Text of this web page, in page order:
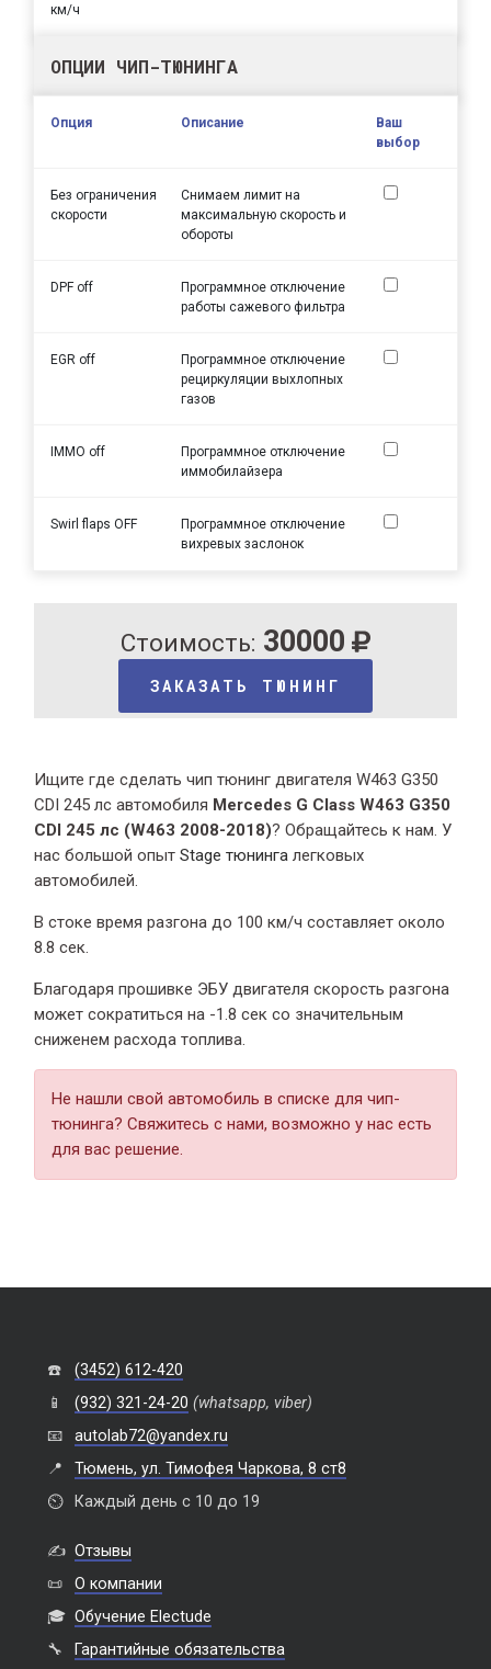
км/ч
ОПЦИИ ЧИП-ТЮНИНГА
Опция Описание
Ваш
выбор
Без ограничения
скорости
Снимаем лимит на
максимальную скорость и
обороты
DPF off
Программное отключение
работы сажевого фильтра
EGR off
Программное отключение
рециркуляции выхлопных
газов
IMMO off
Программное отключение
иммобилайзера
Swirl flaps OFF
Программное отключение
вихревых заслонок
Стоимость: 30000
ЗАКАЗАТЬ ТЮНИНГ
Ищите где сделать чип тюнинг двигателя W463 G350
CDI 245 лс автомобиля Mercedes G Class W463 G350
CDI 245 лс (W463 2008-2018)? Обращайтесь к нам. У
нас большой опытStage тюнинга легковых
автомобилей.
В стоке время разгонадо 100 км/ч составляет около
8.8 сек.
Благодаря прошивке ЭБУ двигателя скорость разгона
может сократиться на -1.8 сек со значительным
сниженем расхода топлива.
Не нашли свой автомобиль в списке для чип-
тюнинга? Свяжитесь с нами, возможно у нас есть
для вас решение.
☎️
(3452) 612-420
📱
(932) 321-24-20 (whatsapp, viber)
📧
autolab72@yandex.ru
📍
Тюмень, ул. Тимофея Чаркова, 8 ст8
⏲️
Каждый день с 10 до 19
✍️ Отзывы
📜
О компании
🎓 Обучение Electude
🔧
Гарантийные обязательства